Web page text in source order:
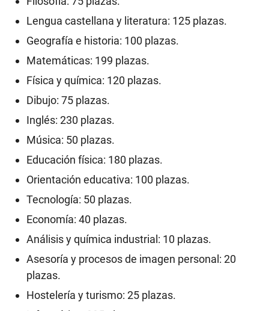
Lengua castellana y literatura: 125 plazas.
Geografía e historia: 100 plazas.
Matemáticas: 199 plazas.
Física y química: 120 plazas.
Dibujo: 75 plazas.
Inglés: 230 plazas.
Música: 50 plazas.
Educación física: 180 plazas.
Orientación educativa: 100 plazas.
Tecnología: 50 plazas.
Economía: 40 plazas.
Análisis y química industrial: 10 plazas.
Asesoría y procesos de imagen personal: 20
plazas.
Hostelería y turismo: 25 plazas.